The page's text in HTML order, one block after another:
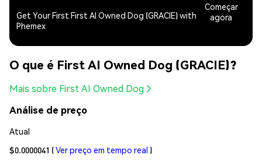
Get Your First First AI Owned Dog (GRACIE) with
Phemex
Começar
agora
O que é First AI Owned Dog (GRACIE)?
Mais sobre First AI Owned Dog
Análise de preço
Atual
$0.0000041 (Ver preço em tempo real )